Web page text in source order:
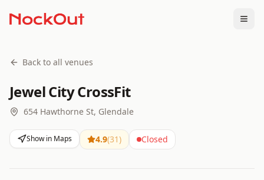
Back to all venues
Jewel City CrossFit
654 Hawthorne St, Glendale
Show in Maps 4.9(31) Closed